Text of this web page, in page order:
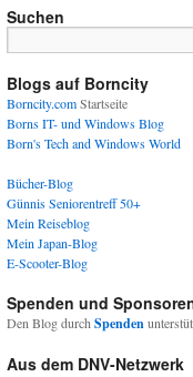
Suchen
Blogs auf Borncity
Borncity.comStartseite
Borns IT- und Windows Blog
Born's Tech and Windows World
Bücher-Blog
Günnis Seniorentreff 50+
Mein Reiseblog
Mein Japan-Blog
E-Scooter-Blog
Spenden und
Den Blog durchSpenden
Aus dem DNV-Netzwerk